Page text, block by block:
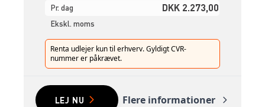
Pr. dag DKK 2.273,00
Ekskl. moms
Renta udlejer kun til erhverv. Gyldigt CVR-
nummer er påkrævet.
LEJ NU Flere informationer